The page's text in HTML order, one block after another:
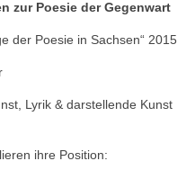
zur Poesie der Gegenwart
der Poesie in Sachsen“ 2015
Lyrik & darstellende Kunst
ihre Position: